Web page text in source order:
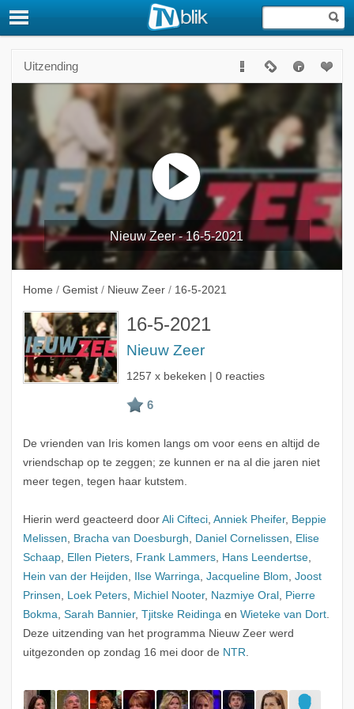
Uitzending
Nieuw Zeer - 16-5-2021
Home / Gemist / Nieuw Zeer / 16-5-2021
16-5-2021
Nieuw Zeer
1257 x bekeken | 0 reacties
De vrienden van Iris komen langs om voor eens en altijd de
vriendschap op te zeggen; ze kunnen er na al die jaren niet
meer tegen, tegen haar kutstem.
Hierin werd geacteerd door Ali Cifteci, Anniek Pheifer, Beppie
Melissen, Bracha van Doesburgh, Daniel Cornelissen, Elise
Schaap, Ellen Pieters, Frank Lammers, Hans Leendertse,
Hein van der Heijden, Ilse Warringa, Jacqueline Blom, Joost
Prinsen, Loek Peters, Michiel Nooter, Nazmiye Oral , Pierre
Bokma, Sarah Bannier, Tjitske Reidingaen Wieteke van Dort.
Deze uitzending van het programma Nieuw Zeer werd
uitgezonden op zondag 16 mei door de NTR.